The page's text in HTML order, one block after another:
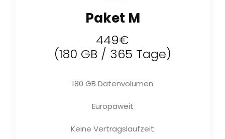
Paket M
449€
(180 GB / 365 Tage)
180 GB Datenvolumen
Europaweit
Keine Vertragslaufzeit